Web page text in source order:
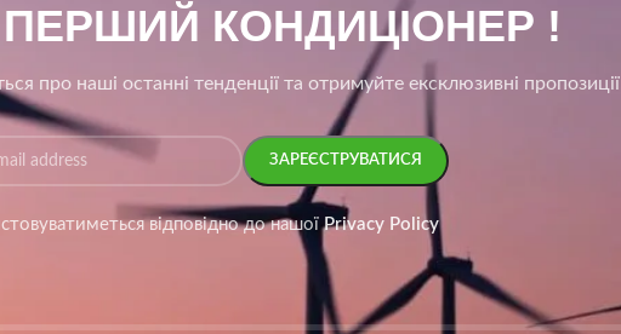
ПЕРШИЙ КОНДИЦІОНЕР !
про наші останні тенденції та отримуйте ексклюзивні пропозиції
відповідно до нашоїPrivacy Policy